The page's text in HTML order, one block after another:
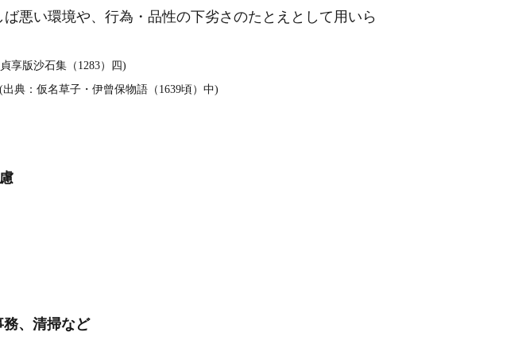
悪い環境や、行為・品性の下劣さのたとえとして用いら
享版沙石集（1283）四)
典：仮名草子・伊曾保物語（1639頃）中)
、清掃など